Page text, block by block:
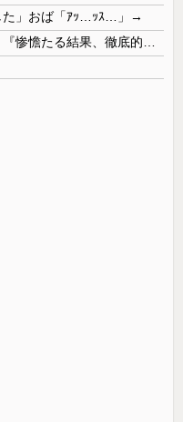
た」おば「ｱｯ…ｯｽ…」→